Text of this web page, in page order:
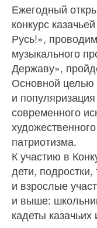
Ежегодный
конкурс
Русь!»,
музыкального
Державу»,
Основной целью
и
современного
патриотизма.
К участию в
дети,
и взрослые
и выше:
кадеты